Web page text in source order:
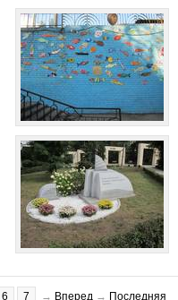
6 7 → Вперед → Последняя